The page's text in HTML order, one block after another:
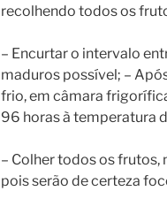
recolhendo todos os
– Encurtar o intervalo
maduros possível; –
frio, em câmara
96 horas à temperatura
– Colher todos os frutos,
pois serão de certeza